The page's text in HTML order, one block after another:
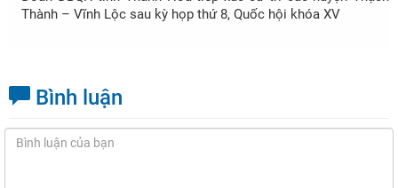
Thành – Vĩnh Lộc sau kỳ họp thứ 8, Quốc hội khóa XV
Bình luận